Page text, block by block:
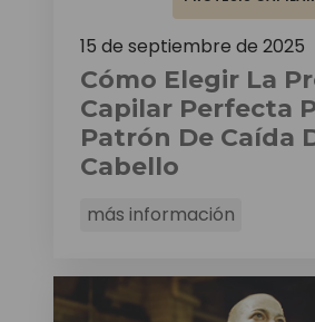
15 de septiembre de 2025
Cómo Elegir La
Capilar Perfecta
Patrón De Caída
Cabello
más información